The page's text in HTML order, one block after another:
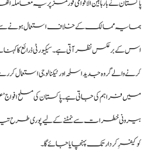
پاکستان نے بارہا بین الاقوامی فورمز پر یہ
ہمسایہ ممالک کے خلاف استعمال ہونے سے
اس کے برعکس نظر آتی ہے۔ سیکیورٹی ذرائع کا
کرنے والے گروہ جدید اسلحہ اور ٹیکنالوجی استعمال
میں فراہم کی جاتی ہے۔ پاکستان کی مسلح
بیرونی خطرات سے نمٹنے کے لیے پوری طرح
کو کیفرِ کردار تک پہنچایا جائے گا۔